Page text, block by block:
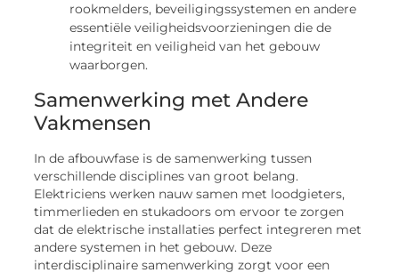
rookmelders, beveiligingssystemen en andere
essentiële veiligheidsvoorzieningen die de
integriteit en veiligheid van het gebouw
waarborgen.
Samenwerking met Andere
Vakmensen
In de afbouwfase is de samenwerking tussen
verschillende disciplines van groot belang.
Elektriciens werken nauw samen met loodgieters,
timmerlieden en stukadoors om ervoor te zorgen
dat de elektrische installaties perfect integreren met
andere systemen in het gebouw. Deze
interdisciplinaire samenwerking zorgt voor een